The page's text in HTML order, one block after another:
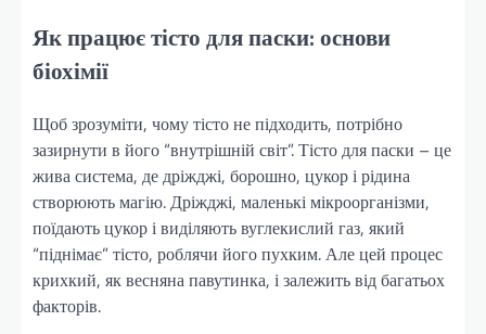
Як працює тісто для паски: основи
біохімії
Щоб зрозуміти, чому тісто не підходить, потрібно
зазирнути в його “внутрішній світ”. Тісто для паски – це
жива система, де дріжджі, борошно, цукор і рідина
створюють магію. Дріжджі, маленькі мікроорганізми,
поїдають цукор і виділяють вуглекислий газ, який
“піднімає” тісто, роблячи його пухким. Але цей процес
крихкий, як весняна павутинка, і залежить від багатьох
факторів.